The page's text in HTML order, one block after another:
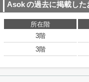
Asokの過去に掲載した
所在階
3階
3階